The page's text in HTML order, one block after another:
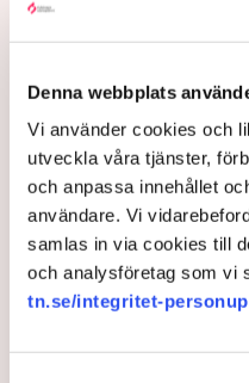
Denna webbplats
Vi använder cookies och
utveckla våra tjänster,
och anpassa innehållet
användare. Vi
samlas in via cookies till
och analysföretag som vi
tn.se/integritet-
agerande på plats.
40 personer
brottsmisstankar
Polisen använder
för att dokumentera
Samtidigt är
att navigera juridiska
Polisen, som befinner
agera tillräckligt då
Rickard Axdorff på